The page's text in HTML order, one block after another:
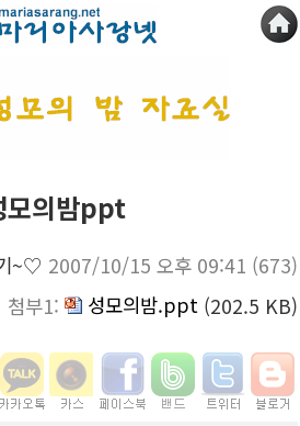
모의밤ppt
~♡ 2007/10/15 오후 09:41 (673)
첨부1:
성모의밤.ppt (202.5 KB)